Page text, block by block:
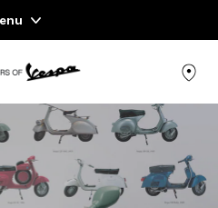
Home
& LIFESTYLE
Ga naar de hoofdcontent